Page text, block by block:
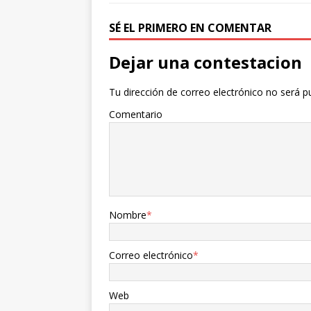
SÉ EL PRIMERO EN COMENTAR
Dejar una contestacion
Tu dirección de correo electrónico no será
Comentario
Nombre*
Correo electrónico*
Web